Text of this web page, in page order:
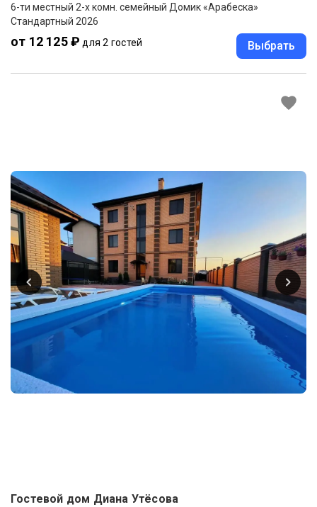
6-ти местный 2-х комн. семейный Домик «Арабеска»
Стандартный 2026
от 12 125 ₽ для 2 гостей Выбрать
Гостевой дом Диана Утёсова